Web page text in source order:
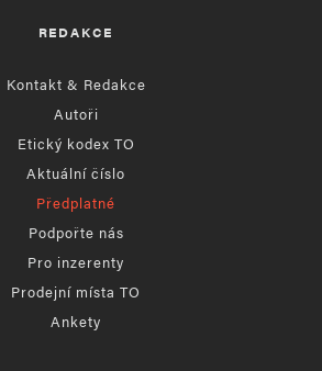
REDAKCE
Kontakt & Redakce
Autoři
Etický kodex TO
Aktuální číslo
Předplatné
Podpořte nás
Pro inzerenty
Prodejní místa TO
Ankety